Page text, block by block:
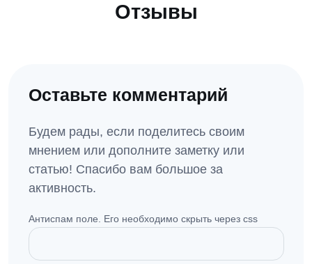
Отзывы
Оставьте комментарий
Будем рады, если поделитесь своим
мнением или дополните заметку или
статью! Спасибо вам большое за
активность.
Антиспам поле. Его необходимо скрыть через css